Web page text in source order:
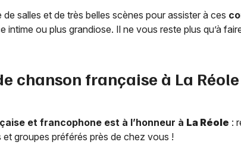
de salles et de très belles scènes pour assister à ces
intime ou plus grandiose. Il ne vous reste plus qu’à
chanson française à La Réole
et francophone est à l’honneur à La Réole :
et groupes préférés près de chez vous !